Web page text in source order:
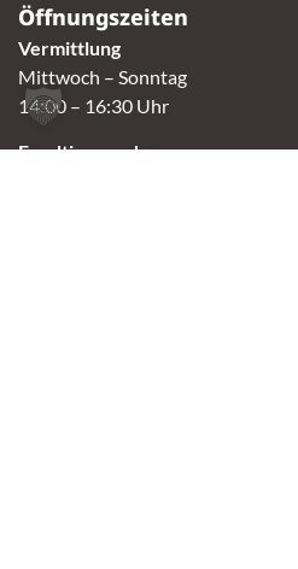
Öffnungszeiten
Vermittlung
Mittwoch – Sonntag
14:00 – 16:30 Uhr
Fundtierannahme